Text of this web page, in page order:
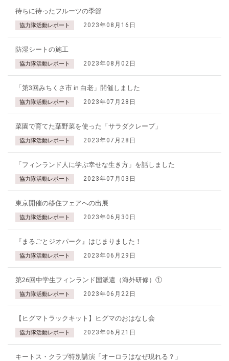
待ちに待ったフルーツの季節
協力隊活動レポート 2023年08月16日
防湿シートの施工
協力隊活動レポート 2023年08月02日
「第3回みちくさ市 in 白老」開催しました
協力隊活動レポート 2023年07月28日
菜園で育てた葉野菜を使った「サラダクレープ」
協力隊活動レポート 2023年07月28日
「フィンランド人に学ぶ幸せな生き方」を話しました
協力隊活動レポート 2023年07月03日
東京開催の移住フェアへの出展
協力隊活動レポート 2023年06月30日
『まるごとジオパーク』はじまりました！
協力隊活動レポート 2023年06月29日
第26回中学生フィンランド国派遣（海外研修）①
協力隊活動レポート 2023年06月22日
【ヒグマトラックキット】ヒグマのおはなし会
協力隊活動レポート 2023年06月21日
キートス・クラブ特別講演「オーロラはなぜ現れる？」